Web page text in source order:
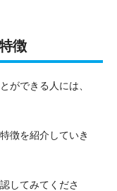
徴
ができる人には、
徴を紹介していき
してみてくださ